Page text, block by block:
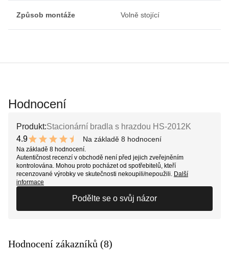
Způsob montáže Volně stojící
Hodnocení
Produkt:Stacionární bradla s hrazdou HS-2012K
4.9
9.8 out of 10 stars
Na základě 8 hodnocení
Na základě 8 hodnocení.
Autentičnost recenzí v obchodě není před jejich zveřejněním
kontrolována. Mohou proto pocházet od spotřebitelů, kteří
recenzované výrobky ve skutečnosti nekoupili/nepoužili. Další
informace
Podělte se o svůj názor
Hodnocení zákazníků (8)